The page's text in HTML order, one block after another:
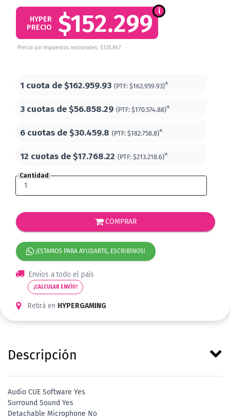
$152.299
HYPER
PRECIO
Precio sin impuestos nacionales: $125.867
1 cuota de$162.959.93 (PTF: $162.959.93)*
3 cuotas de$56.858.29 (PTF: $170.574.88)*
6 cuotas de$30.459.8 (PTF: $182.758.8)*
12 cuotas de$17.768.22 (PTF: $213.218.6)*
Cantidad
COMPRAR
¡ESTAMOS PARA AYUDARTE, ESCRIBÍNOS!
Envíos a todo el país
¡CALCULAR ENVÍO!
Retirá en HYPERGAMING.
Descripción
Audio CUE Software Yes
Surround Sound Yes
Detachable Microphone No